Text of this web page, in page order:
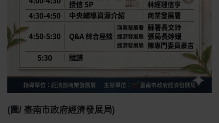
(圖/ 臺南市政府經濟發展局)